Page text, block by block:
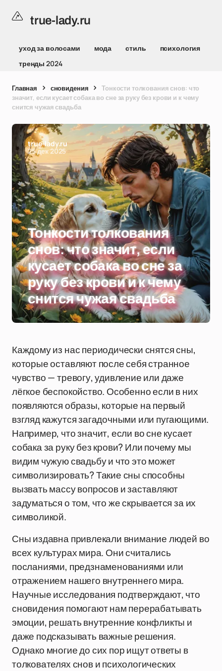
true-lady.ru
уход за волосами мода стиль
психология
тренды 2024
Главная сновидения
Тонкости толкования снов: что
значит, если кусает собака во сне за руку без крови и к чему
снится чужая свадьба
true-lady.ru
25 дек 2025
Тонкости толкования
снов: что значит, если
кусает собака во сне за
руку без крови и к чему
снится чужая свадьба
Каждому из нас периодически снятся сны,
которые оставляют после себя странное
чувство — тревогу, удивление или даже
лёгкое беспокойство. Особенно если в них
появляются образы, которые на первый
взгляд кажутся загадочными или пугающими.
Например, что значит, если во сне кусает
собака за руку без крови? Или почему мы
видим чужую свадьбу и что это может
символизировать? Такие сны способны
вызвать массу вопросов и заставляют
задуматься о том, что же скрывается за их
символикой.
Сны издавна привлекали внимание людей во
всех культурах мира. Они считались
посланиями, предзнаменованиями или
отражением нашего внутреннего мира.
Научные исследования подтверждают, что
сновидения помогают нам перерабатывать
эмоции, решать внутренние конфликты и
даже подсказывать важные решения.
Однако многие до сих пор ищут ответы в
толкователях снов и психологических